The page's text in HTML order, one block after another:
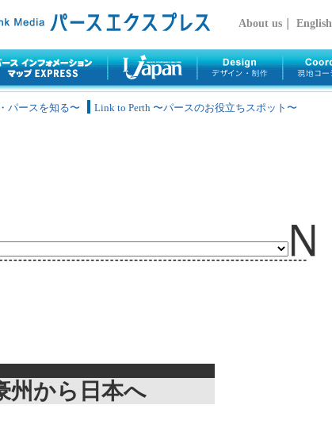
About us｜ English
パースを知る〜 Link to Perth 〜パースのお役立ちスポット〜
州から日本へ